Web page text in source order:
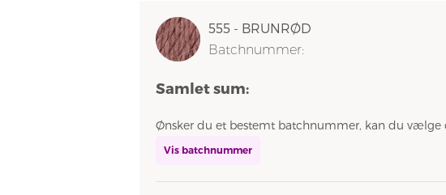
555 - BRUNRØD
Batchnummer:
Samlet sum:
Ønsker du et bestemt batchnummer, kan du vælge
Vis batchnummer